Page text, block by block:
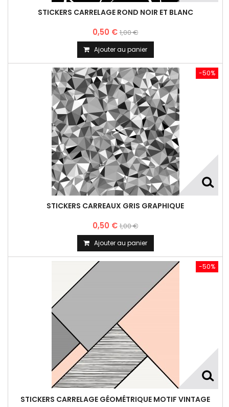
STICKERS CARRELAGE ROND NOIR ET BLANC
0,50 €1,00 €
Ajouter au panier
STICKERS CARREAUX GRIS GRAPHIQUE
0,50 €1,00 €
-50%
Ajouter au panier
STICKERS CARRELAGE GÉOMÉTRIQUE MOTIF VINTAGE
-50%